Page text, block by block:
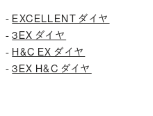
- EXCELLENT ダイヤ
-3EX ダイヤ
- H&C EX ダイヤ
-3EX H&C ダイヤ